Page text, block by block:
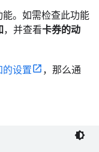
。如需检查此功能
，并查看卡券的动
的设置
，那么通